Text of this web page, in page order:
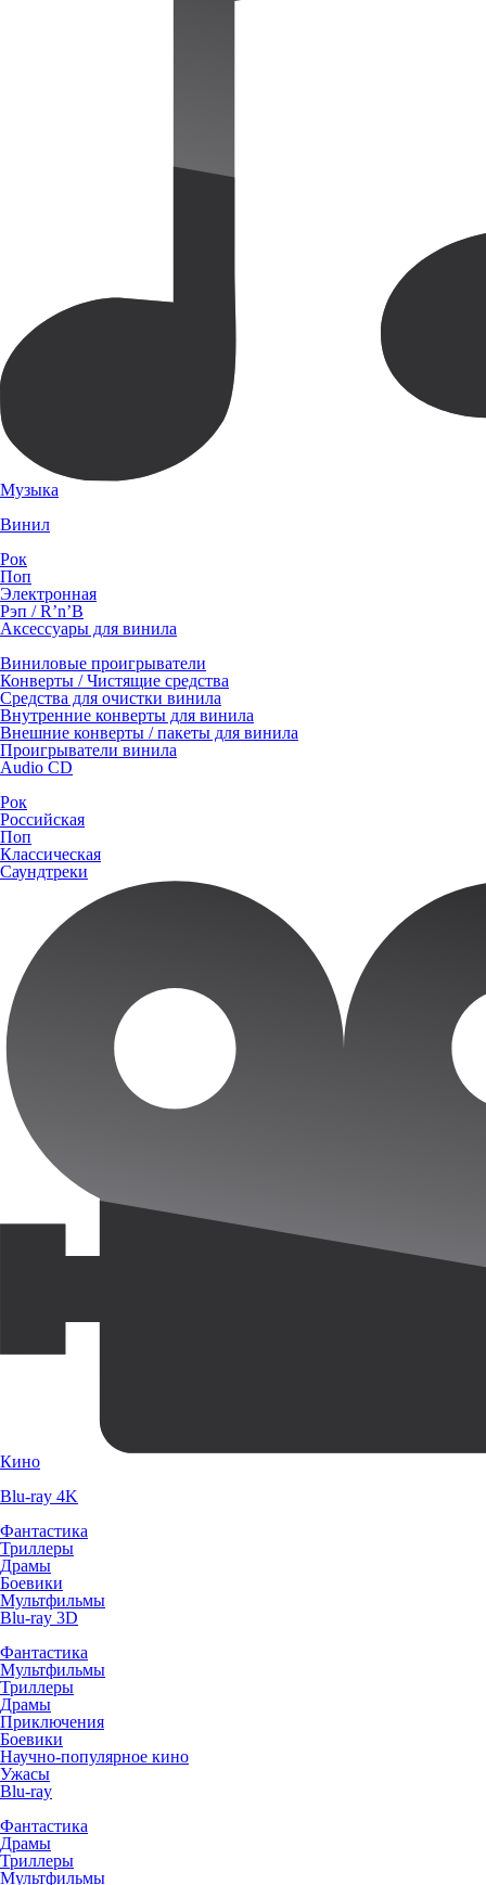
Музыка
Винил
Рок
Поп
Электронная
Рэп / R’n’B
Аксессуары для винила
Виниловые проигрыватели
Конверты / Чистящие средства
Средства для очистки винила
Внутренние конверты для винила
Внешние конверты / пакеты для винила
Проигрыватели винила
Audio CD
Рок
Российская
Поп
Классическая
Саундтреки
Кино
Blu-ray 4K
Фантастика
Триллеры
Драмы
Боевики
Мультфильмы
Blu-ray 3D
Фантастика
Мультфильмы
Триллеры
Драмы
Приключения
Боевики
Научно-популярное кино
Ужасы
Blu-ray
Фантастика
Драмы
Триллеры
Мультфильмы